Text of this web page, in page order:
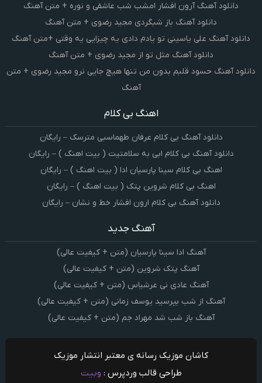
دانلود آهنگ آرون افشار امشب شب عاشقی و نوره + متن آهنگ
دانلود آهنگ باز شبگردی مجید رضوی + متن آهنگ
دانلود آهنگ علی یاسینی تو یادم دادی یه چیزایی یه وقتی +متن آهنگ
دانلود آهنگ مثل تو از مجید رضوی + متن آهنگ
دانلود آهنگ حسود قلبم بدون من تنها هیچ جایی نرو مجید رضوی + متن
آهنگ
اهنگ بی کلام
دانلود آهنگ بی کلام عرفان طهماسبی مترسک – رایگان
دانلود آهنگ بی کلام ابی به سلامتیت ( بیت اهنگ ) – رایگان
اهنگ بی کلام سینا پارسیان ادا ( بیت اهنگ ) – رایگان
اهنگ بی کلام شروین پتک ( بیت اهنگ ) – رایگان
دانلود آهنگ بی کلام ارون افشار خط و نشان – رایگان
آهنگ جدید
آهنگ ادا سینا پارسیان (متن + کیفیت عالی)
آهنگ پتک شروین (متن + کیفیت عالی)
آهنگ عادی نی عرشیاس (متن + کیفیت عالی)
آهنگ از شب بپرسید یوسف زمانی (متن + کیفیت عالی)
آهنگ باز شب شد مهراد جم (متن + کیفیت عالی)
کاشان موزیک رسانه ی معتبر انتشار موزیک
طراحی قالب وردپرس : وبیت